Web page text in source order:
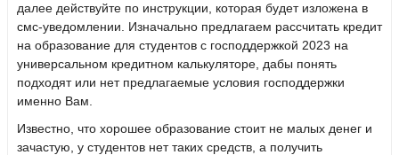
далее действуйте по инструкции, которая будет изложена в
смс-уведомлении. Изначально предлагаем рассчитать кредит
на образование для студентов с господдержкой 2023 на
универсальном кредитном калькуляторе, дабы понять
подходят или нет предлагаемые условия господдержки
именно Вам.
Известно, что хорошее образование стоит не малых денег и
зачастую, у студентов нет таких средств, а получить